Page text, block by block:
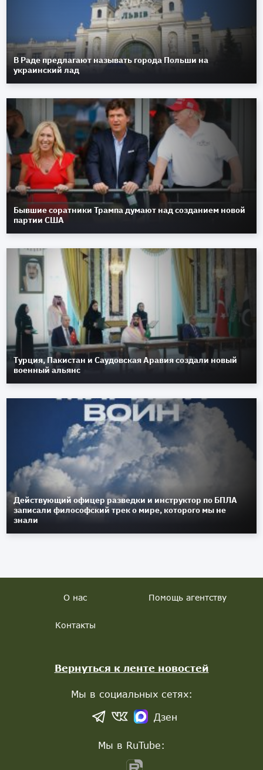
В Раде предлагают называть города Польши на
украинский лад
Бывшие соратники Трампа думают над созданием новой
партии США
Турция, Пакистан и Саудовская Аравия создали новый
военный альянс
Действующий офицер разведки и инструктор по БПЛА
записали философский трек о мире, которого мы не
знали
О нас Помощь агентству
Контакты
Вернуться к ленте новостей
Мы в социальных сетях:
Дзен
Мы в RuTube: